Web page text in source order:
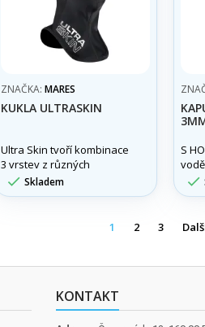
ZNAČKA: MARES
KUKLA ULTRASKIN
Ultra Skin tvoří kombinace
3 vrstev z různých
materiálů
 Skladem
S

1 2 3
KONTAKT